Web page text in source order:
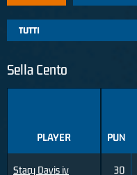
Sella Cento
PLAYER
Stacy Davis iv
PUN
30